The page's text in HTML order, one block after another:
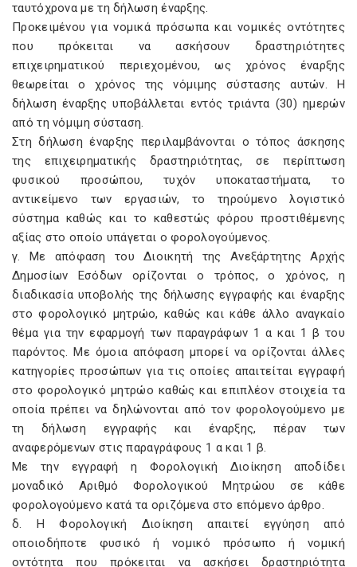
ταυτόχρονα με τη δήλωση έναρξης.
Προκειμένου για νομικά πρόσωπα και νομικές οντότητες
που πρόκειται να ασκήσουν δραστηριότητες
επιχειρηματικού περιεχομένου, ως χρόνος έναρξης
θεωρείται ο χρόνος της νόμιμης σύστασης αυτών. Η
δήλωση έναρξης υποβάλλεται εντός τριάντα (30) ημερών
από τη νόμιμη σύσταση.
Στη δήλωση έναρξης περιλαμβάνονται ο τόπος άσκησης
της επιχειρηματικής δραστηριότητας, σε περίπτωση
φυσικού προσώπου, τυχόν υποκαταστήματα, το
αντικείμενο των εργασιών, το τηρούμενο λογιστικό
σύστημα καθώς και το καθεστώς φόρου προστιθέμενης
αξίας στο οποίο υπάγεται ο φορολογούμενος.
γ. Με απόφαση του Διοικητή της Ανεξάρτητης Αρχής
Δημοσίων Εσόδων ορίζονται ο τρόπος, ο χρόνος, η
διαδικασία υποβολής της δήλωσης εγγραφής και έναρξης
στο φορολογικό μητρώο, καθώς και κάθε άλλο αναγκαίο
θέμα για την εφαρμογή των παραγράφων 1 α και 1 β του
παρόντος. Με όμοια απόφαση μπορεί να ορίζονται άλλες
κατηγορίες προσώπων για τις οποίες απαιτείται εγγραφή
στο φορολογικό μητρώο καθώς και επιπλέον στοιχεία τα
οποία πρέπει να δηλώνονται από τον φορολογούμενο με
τη δήλωση εγγραφής και έναρξης, πέραν των
αναφερόμενων στις παραγράφους 1 α και 1 β.
Με την εγγραφή η Φορολογική Διοίκηση αποδίδει
μοναδικό Αριθμό Φορολογικού Μητρώου σε κάθε
φορολογούμενο κατά τα οριζόμενα στο επόμενο άρθρο.
δ. Η Φορολογική Διοίκηση απαιτεί εγγύηση από
οποιοδήποτε φυσικό ή νομικό πρόσωπο ή νομική
οντότητα που πρόκειται να ασκήσει δραστηριότητα